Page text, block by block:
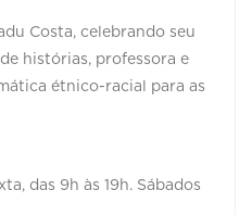
Costa, celebrando seu
histórias, professora e
étnico-racial para as
das 9h às 19h. Sábados